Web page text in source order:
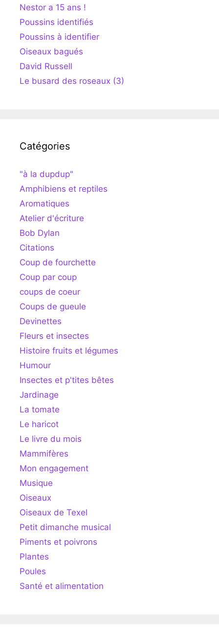
Nestor a 15 ans !
Poussins identifiés
Poussins à identifier
Oiseaux bagués
David Russell
Le busard des roseaux (3)
Catégories
"à la dupdup"
Amphibiens et reptiles
Aromatiques
Atelier d'écriture
Bob Dylan
Citations
Coup de fourchette
Coup par coup
coups de coeur
Coups de gueule
Devinettes
Fleurs et insectes
Histoire fruits et légumes
Humour
Insectes et p'tites bêtes
Jardinage
La tomate
Le haricot
Le livre du mois
Mammifères
Mon engagement
Musique
Oiseaux
Oiseaux de Texel
Petit dimanche musical
Piments et poivrons
Plantes
Poules
Santé et alimentation